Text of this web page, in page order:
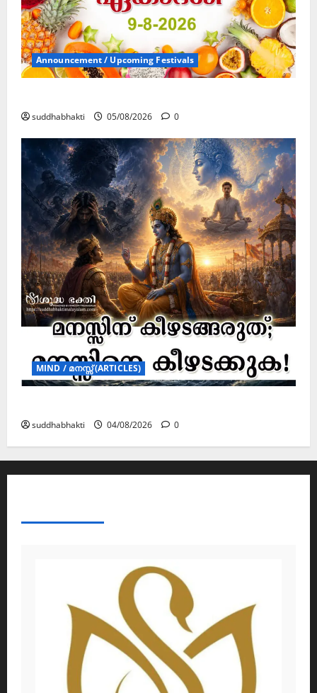
Announcement / Upcoming Festivals
suddhabhakti 05/08/2026 0
MIND / മനസ്സ് (ARTICLES)
suddhabhakti 04/08/2026 0